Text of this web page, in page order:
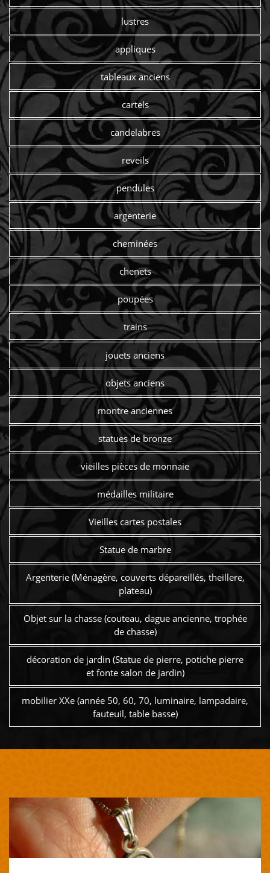
lustres
appliques
tableaux anciens
cartels
candelabres
reveils
pendules
argenterie
cheminées
chenets
poupées
trains
jouets anciens
objets anciens
montre anciennes
statues de bronze
vieilles pièces de monnaie
médailles militaire
Vieilles cartes postales
Statue de marbre
Argenterie (Ménagère, couverts dépareillés, theillere,
plateau)
Objet sur la chasse (couteau, dague ancienne, trophée
de chasse)
décoration de jardin (Statue de pierre, potiche pierre
et fonte salon de jardin)
mobilier XXe (année 50, 60, 70, luminaire, lampadaire,
fauteuil, table basse)